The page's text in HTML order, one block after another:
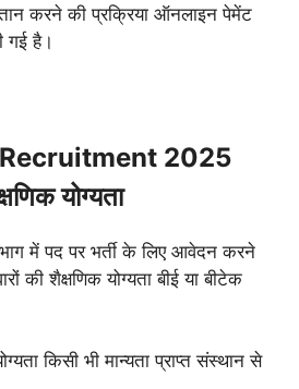
करने की प्रक्रिया ऑनलाइन पेमेंट
गई है।
2025
योग्यता
में पद पर भर्ती के लिए आवेदन करने
की शैक्षणिक योग्यता बीई या बीटेक
किसी भी मान्यता प्राप्त संस्थान से